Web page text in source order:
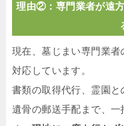
理由②：専門業者が遠
現在、墓じまい専門業
対応しています。
書類の取得代行、霊園と
遺骨の郵送手配まで、